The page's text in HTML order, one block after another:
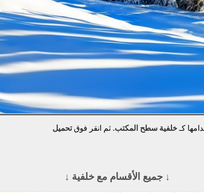
كـخلفية سطح المكتب. ثم انقر فوقتحميل
↓ جميع الأقسام مع خلفية ↓